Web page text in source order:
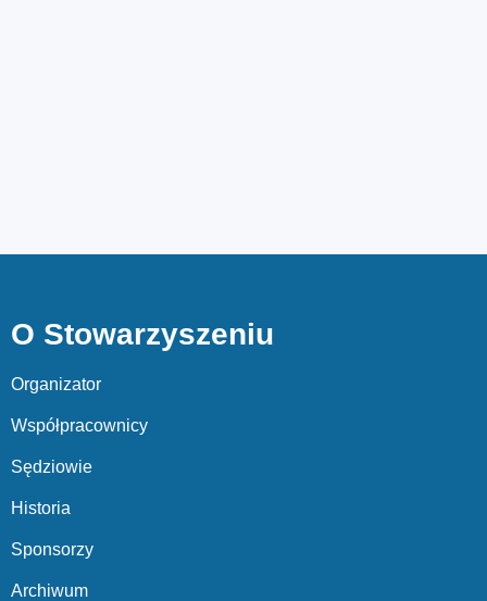
O Stowarzyszeniu
Organizator
Współpracownicy
Sędziowie
Historia
Sponsorzy
Archiwum